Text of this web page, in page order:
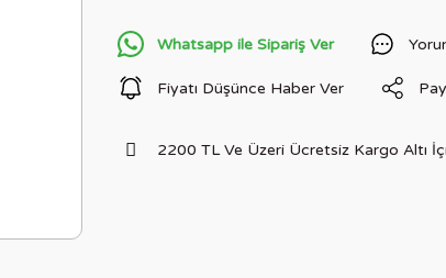
Whatsapp ile Sipariş Ver
Fiyatı Düşünce Haber Ver
2200 TL Ve Üzeri Ücretsiz Kargo Altı